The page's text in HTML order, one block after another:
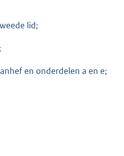
lid;
en onderdelen a en e;